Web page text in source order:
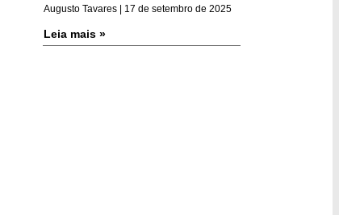
Augusto Tavares 17 de setembro de 2025
Leia mais »